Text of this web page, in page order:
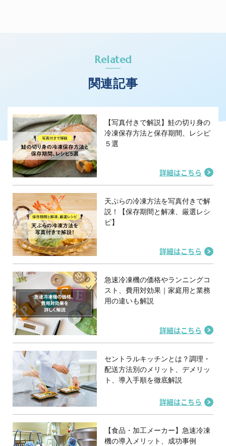
Related
関連記事
【写真付きで解説】鮭の切り身の
冷凍保存方法と保存期間、レシピ
５選
詳細はこちら
天ぷらの冷凍方法を写真付きで解
説！【保存期間と解凍、厳選レシ
ピ】
詳細はこちら
急速冷凍機の価格やランニングコ
スト、費用対効果｜家庭用と業務
用の違いも解説
詳細はこちら
セントラルキッチンとは？調理・
配送方法別のメリット、デメリッ
ト、導入手順を徹底解説
詳細はこちら
【食品・加工メーカー】急速冷凍
機の導入メリット、成功事例